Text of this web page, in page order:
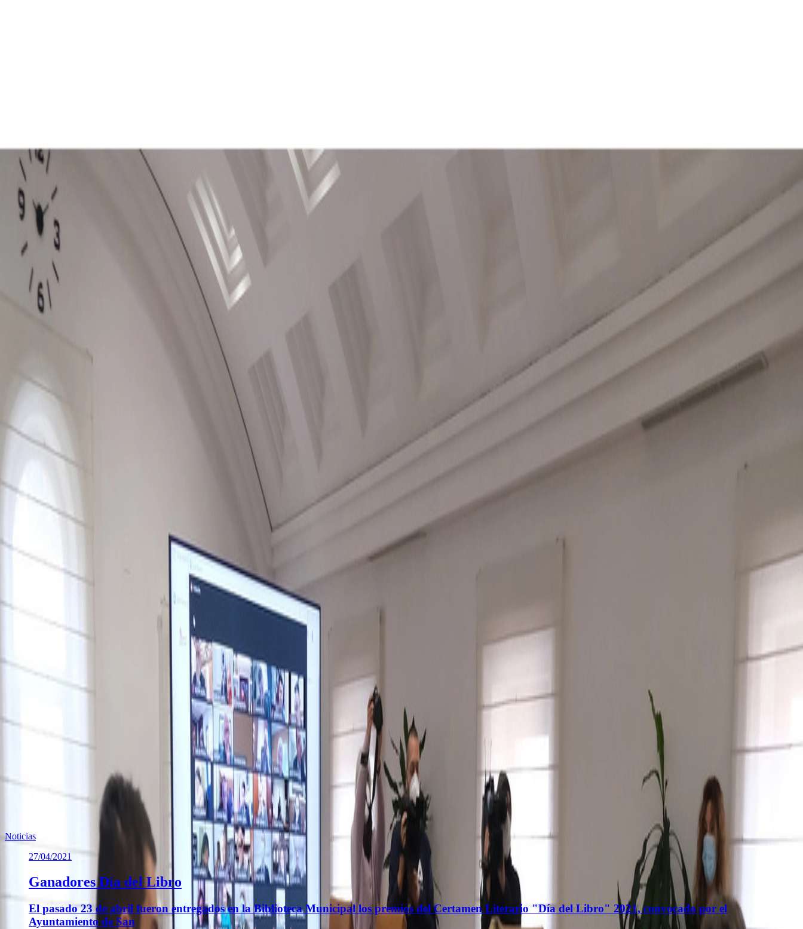
Ayuntamiento
Actualidad
Sede Electrónica
Servicios
Turismo
Carrito
15/01/2021 Noticias
Toque de queda a las 20:00. Cierre de provincias. Reuniones de 4 pax.
El presidente de la Junta de Castilla y León, Alfonso Fernández Mañueco, se ha reunido hoy vía telemática con los alcaldes de municipios de más de 20.000 habitantes y los presidentes de las diputaciones
provinciales, a quienes ha trasladado la necesidad de dar un paso más en la lucha contra la pandemia, adoptando una serie de medidas más restrictivas para las personas, dada la situación muy grave y excepcional
en la que se encuentra la Comunidad. Todo ello, según ha explicado Fernández Mañueco, con el objetivo último de proteger la salud de los ciudadanos, contener la progresión de la enfermedad y evitar el colapso
Así, el presidente ha avanzado la necesidad de proceder a la limitación de la entrada y salida de personas del territorio de cada una de las provincias de Castilla y León, salvo para todos aquellos desplazamientos,
adecuadamente justificados, que se produzcan por alguno de los motivos exceptuados. Entre ellos, figuran la asistencia a centros y servicios sanitarios, el cumplimiento de obligaciones laborales, profesionales,
empresariales, institucionales y legales, la asistencia a centros universitarios y educativos o el retorno al lugar de residencia habitual o familiar.
En segundo lugar, y con el fin de reducir temporalmente la movilidad de las personas lo más posible, adoptará un nuevo acuerdo relativo las horas de comienzo y finalización de la libertad de circulación de las
personas en horario nocturno, el llamado “toque de queda”. Así, la Junta fijará en todo el territorio de la Comunidad de Castilla y León las 20.00 horas para el comienzo de la limitación de la libertad de
circulación de las personas en horario nocturno, cuya finalización seguirá siendo las 6.00 horas. Durante las horas comprendidas durante este toque de queda las personas únicamente podrán circular por las vías o
espacios de usos público para la realización de las actividades autorizadas previstas en el Real Decreto 926/2020 sobre el estado de alarma, así como para la asistencia a la actividad lectiva presencial de los
centros docentes.
Este acuerdo se adopta en virtud del propio Real Decreto 926/2020, de 25 de octubre, por el que se declara el estado de alarma para contener la Covid, y en el que se establece que la autoridad delegada de cada
comunidad autónoma podrá, en su ámbito territorial, y a la vista de la evolución de los indicadores sanitarios, epidemiológicos, sociales y económicos, modular, flexibilizar y suspender el alcance y ámbito
territorial de dicha medida.
En tercer lugar, el presidente ha anunciado la limitación de la permanencia de grupos de personas en espacios públicos y privados a un número máximo de cuatro personas, salvo que se trate de convivientes, lo
que se espera reduzca de manera muy significativa la movilidad e interacción social. Esta medida no afecta a la confluencia de personas en instalaciones y establecimientos abiertos al público que cuenten con un
régimen específico de medidas de prevención y control aprobado por la autoridad sanitaria, ni tampoco a las actividades laborales ni institucionales.
En este sentido, también se reducirá en toda Castilla y León el aforo para las reuniones, celebraciones y encuentros religiosos, de manera que no se supere un tercio de su aforo, con un máximo de 25 personas.
Estas medidas serán efectivas desde 20.00 horas de mañana sábado 16 de enero, y tendrán como duración el propio estado de alarma, sin perjuicio de que las mismas puedan ser moduladas, flexibilizadas o
suspendidas por el presidente de la Junta de Castilla y León en virtud de la evolución de los indicadores sanitarios, epidemiológicos, sociales, económicos y de movilidad.
Así, serán objeto de seguimiento y evaluación continua para garantizar su adecuación a la evolución de dichos indicadores.
Noticias similares sobre la localidad.
Next slide
Noticias
27/04/2021
Ganadores Día del Libro
El pasado 23 de abril fueron entregados en la Biblioteca Municipal los premios del Certamen Literario "Día del Libro" 2021, convocado por el
Ayuntamiento de San